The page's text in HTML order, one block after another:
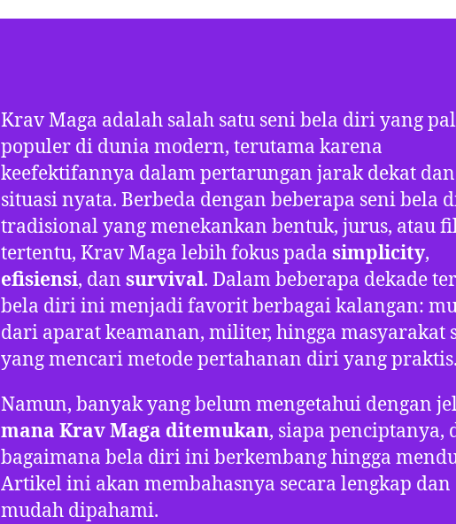
Krav Maga adalah salah satu seni bela diri yang
populer di dunia modern, terutama karena
keefektifannya dalam pertarungan jarak dekat dan
situasi nyata. Berbeda dengan beberapa seni bela
tradisional yang menekankan bentuk, jurus, atau
tertentu, Krav Maga lebih fokus pada simplicity,
efisiensi, dan survival. Dalam beberapa dekade
bela diri ini menjadi favorit berbagai kalangan:
dari aparat keamanan, militer, hingga masyarakat
yang mencari metode pertahanan diri yang praktis.
Namun, banyak yang belum mengetahui dengan
mana Krav Maga ditemukan, siapa penciptanya,
bagaimana bela diri ini berkembang hingga
Artikel ini akan membahasnya secara lengkap dan
mudah dipahami.